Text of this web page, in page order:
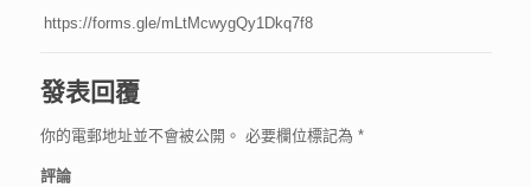
https://forms.gle/mLtMcwygQy1Dkq7f8
發表回覆
你的電郵地址並不會被公開。 必要欄位標記為 *
評論